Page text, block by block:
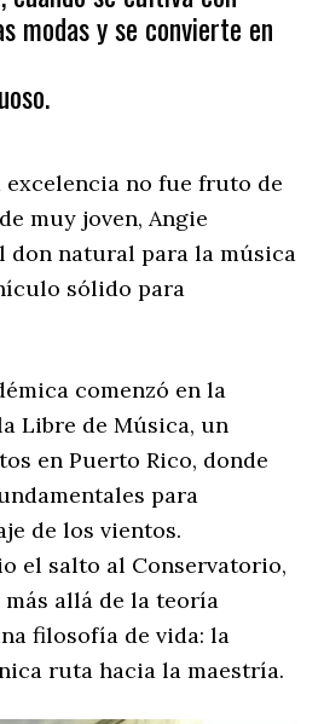
modas y se convierte en
no fue fruto de
muy joven, Angie
don natural para la música
sólido para
comenzó en la
Libre de Música, un
en Puerto Rico, donde
para
de los vientos.
el salto al Conservatorio,
allá de la teoría
filosofía de vida: la
ruta hacia la maestría.